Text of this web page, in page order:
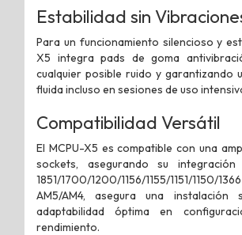
Estabilidad sin
Para un funcionamiento silencioso y
X5 integra pads de goma
cualquier posible ruido y garantizando
fluida incluso en sesiones de uso
Compatibilidad Versátil
El MCPU-X5 es compatible con una
sockets, asegurando su
1851/1700/1200/1156/1155/1151/
AM5/AM4, asegura una instalación
adaptabilidad óptima en
rendimiento.